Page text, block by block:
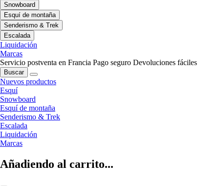
Snowboard
Esquí de montaña
Senderismo & Trek
Escalada
Liquidación
Marcas
Servicio postventa en Francia Pago seguro Devoluciones fáciles
Buscar
Nuevos productos
Esquí
Snowboard
Esquí de montaña
Senderismo & Trek
Escalada
Liquidación
Marcas
Añadiendo al carrito...